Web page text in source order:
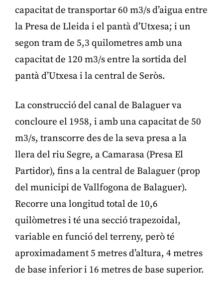
capacitat de transportar 60 m3/s d’aigua entre
la Presa de Lleida i el pantà d’Utxesa; i un
segon tram de 5,3 quilometres amb una
capacitat de 120 m3/s entre la sortida del
pantà d’Utxesa i la central de Seròs.
La construcció del canal de Balaguer va
concloure el 1958, i amb una capacitat de 50
m3/s, transcorre des de la seva presa a la
llera del riu Segre, a Camarasa (Presa El
Partidor), fins a la central de Balaguer (prop
del municipi de Vallfogona de Balaguer).
Recorre una longitud total de 10,6
quilòmetres i té una secció trapezoidal,
variable en funció del terreny, però té
aproximadament 5 metres d’altura, 4 metres
de base inferior i 16 metres de base superior.